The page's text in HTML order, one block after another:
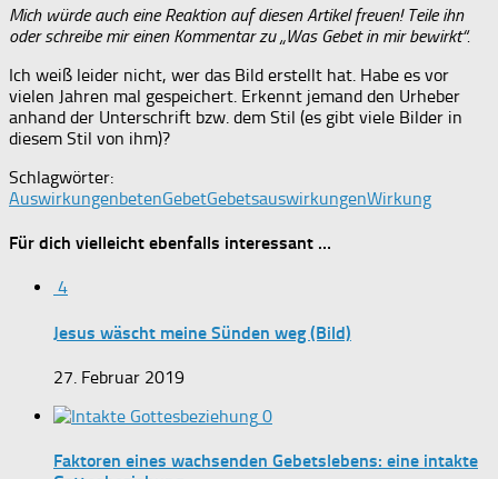
Mich würde auch eine Reaktion auf diesen Artikel freuen! Teile ihn
oder schreibe mir einen Kommentar zu „Was Gebet in mir bewirkt“.
Ich weiß leider nicht, wer das Bild erstellt hat. Habe es vor
vielen Jahren mal gespeichert. Erkennt jemand den Urheber
anhand der Unterschrift bzw. dem Stil (es gibt viele Bilder in
diesem Stil von ihm)?
Schlagwörter:
AuswirkungenbetenGebetGebetsauswirkungenWirkung
Für dich vielleicht ebenfalls interessant …
4
Jesus wäscht meine Sünden weg (Bild)
27. Februar 2019
0
Faktoren eines wachsenden Gebetslebens: eine intakte